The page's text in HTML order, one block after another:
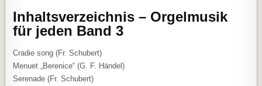
Inhaltsverzeichnis – Orgelmusik
für jeden Band 3
Cradie song (Fr. Schubert)
Menuet „Berenice“ (G. F. Händel)
Serenade (Fr. Schubert)